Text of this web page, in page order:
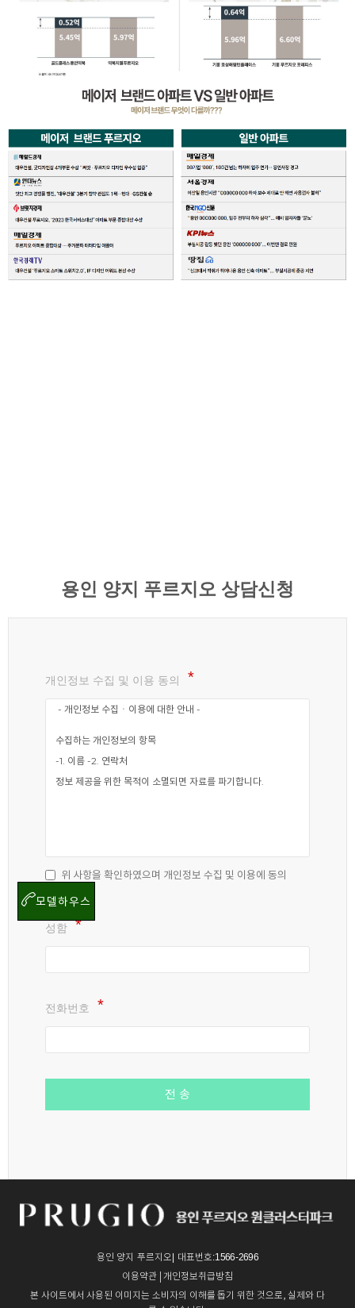
용인 양지 푸르지오 상담신청
개인정보 수집 및 이용 동의
위 사항을 확인하였으며 개인정보 수집 및 이용에 동의
합니다.
성함
전화번호
전 송
모델하우스
용인 양지 푸르지오| 대표번호:1566-2696
이용약관|개인정보취급방침
본 사이트에서 사용된 이미지는 소비자의 이해를 돕기 위한 것으로, 실제와 다